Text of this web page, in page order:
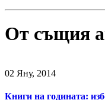
От същия
02 Яну, 2014
Книги на годината: